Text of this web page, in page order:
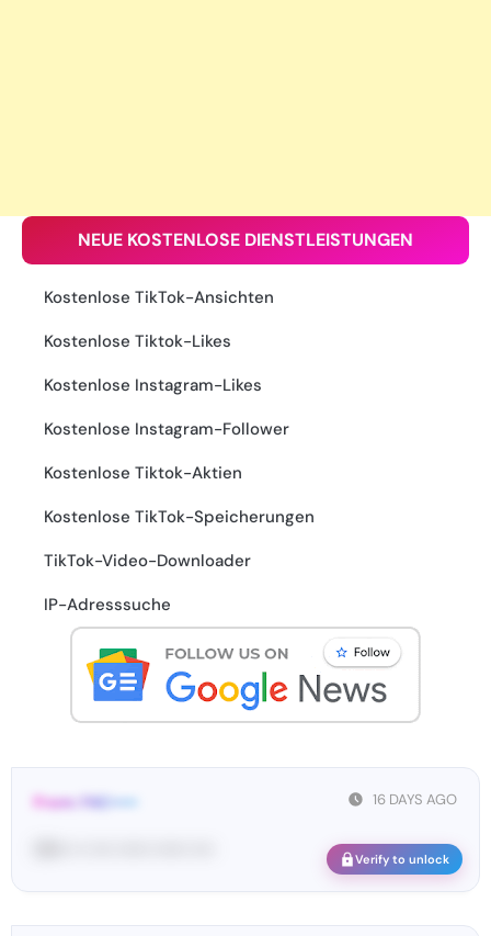
NEUE KOSTENLOSE DIENSTLEISTUNGEN
Kostenlose TikTok-Ansichten
Kostenlose Tiktok-Likes
Kostenlose Instagram-Likes
Kostenlose Instagram-Follower
Kostenlose Tiktok-Aktien
Kostenlose TikTok-Speicherungen
TikTok-Video-Downloader
IP-Adresssuche
16 DAYS AGO
From: FAC•••••
Verify to unlock